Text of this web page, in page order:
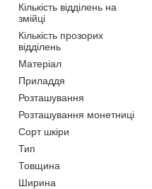
Кількість відділень на
змійці
Кількість прозорих
відділень
Матеріал
Приладдя
Розташування
Розташування монетниці
Сорт шкіри
Тип
Товщина
Ширина